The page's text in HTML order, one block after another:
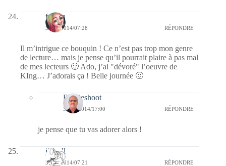
fedora
30/12/2014/07:28 RÉPONDRE
Il m’intrigue ce bouquin ! Ce n’est pas trop mon genre
de lecture… mais je pense qu’il pourrait plaire à pas mal
de mes lecteurs 🙂 Ado, j’ai "dévoré" l’oeuvre de
KIng… J’adorais ça ! Belle journée 🙂
Bernieshoot
31/12/2014/17:00 RÉPONDRE
je pense que tu vas adorer alors !
jill bill
30/12/2014/07:21 RÉPONDRE